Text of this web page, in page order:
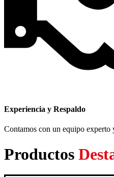
Experiencia y Respaldo
Contamos con un equipo
Productos